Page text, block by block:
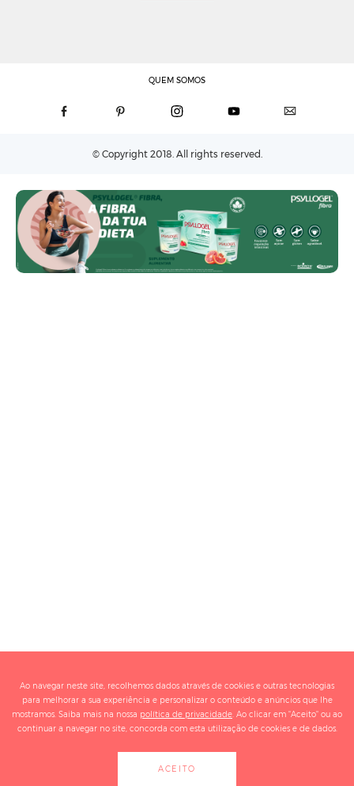
QUEM SOMOS
© Copyright 2018. All rights reserved.
Ao navegar neste site, recolhemos dados através de cookies e outras tecnologias
para melhorar a sua experiência e personalizar o conteúdo e anúncios que lhe
mostramos. Saiba mais na nossa política de privacidade. Ao clicar em "Aceito" ou ao
continuar a navegar no site, concorda com esta utilização de cookies e de dados.
ACEITO